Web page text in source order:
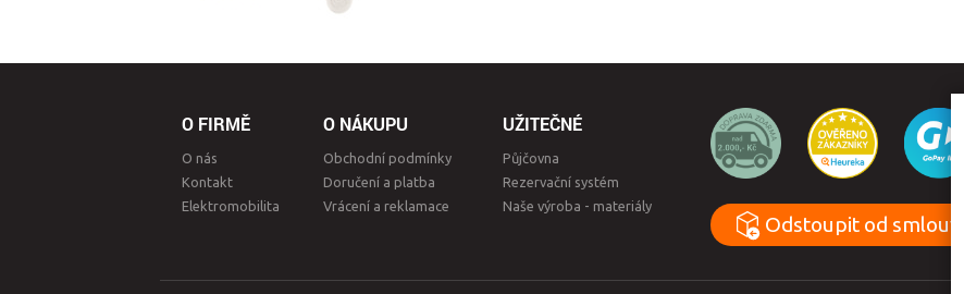
O FIRMĚ
O nás
Kontakt
Elektromobilita
O NÁKUPU
Obchodní podmínky
Doručení a platba
Vrácení a reklamace
UŽITEČNÉ
Půjčovna
Rezervační systém
Naše výroba - materiály
Odstoupit od smlouvy